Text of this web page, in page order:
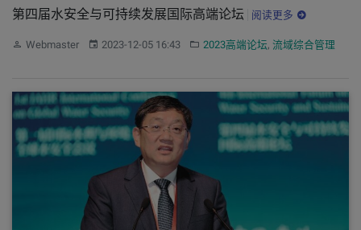
第四届水安全与可持续发展国际高端论坛 阅读更多
作者：
Webmaster 发布：2023-12-05 16:43 分类：
2023高端论坛, 流域综合管理